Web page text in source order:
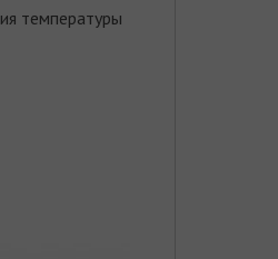
температуры